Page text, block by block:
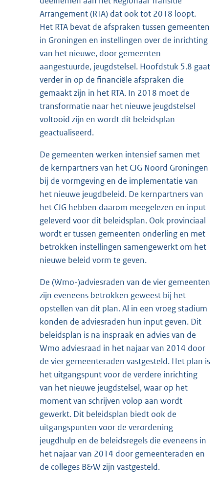
Arrangement (RTA) dat ook tot 2018 loopt.
Het RTA bevat de afspraken tussen gemeenten
in Groningen en instellingen over de inrichting
van het nieuwe, door gemeenten
aangestuurde, jeugdstelsel. Hoofdstuk 5.8 gaat
verder in op de financiële afspraken die
gemaakt zijn in het RTA. In 2018 moet de
transformatie naar het nieuwe jeugdstelsel
voltooid zijn en wordt dit beleidsplan
geactualiseerd.
De gemeenten werken intensief samen met
de kernpartners van het CJG Noord Groningen
bij de vormgeving en de implementatie van
het nieuwe jeugdbeleid. De kernpartners van
het CJG hebben daarom meegelezen en input
geleverd voor dit beleidsplan. Ook provinciaal
wordt er tussen gemeenten onderling en met
betrokken instellingen samengewerkt om het
nieuwe beleid vorm te geven.
De (Wmo-)adviesraden van de vier gemeenten
zijn eveneens betrokken geweest bij het
opstellen van dit plan. Al in een vroeg stadium
konden de adviesraden hun input geven. Dit
beleidsplan is na inspraak en advies van de
Wmo adviesraad in het najaar van 2014 door
de vier gemeenteraden vastgesteld. Het plan is
het uitgangspunt voor de verdere inrichting
van het nieuwe jeugdstelsel, waar op het
moment van schrijven volop aan wordt
gewerkt. Dit beleidsplan biedt ook de
uitgangspunten voor de verordening
jeugdhulp en de beleidsregels die eveneens in
het najaar van 2014 door gemeenteraden en
de colleges B&W zijn vastgesteld.